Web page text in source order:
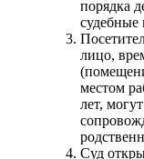
порядка
судебные
лицо,
местом
лет,
Суд